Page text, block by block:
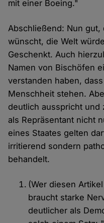
mit einer Boeing."
Abschließend: Nun
wünscht, die Welt
Geschenkt. Auch
Namen von Bischöfen
verstanden haben,
Menschheit stehen.
deutlich ausspricht und
als Repräsentant nicht
eines Staates gelten
irritierend sondern
behandelt.
(Wer diesen
braucht starke
deutlicher als